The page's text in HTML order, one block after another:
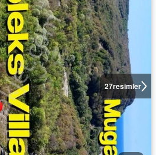
27resimler